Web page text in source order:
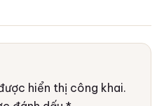
hiển thị công khai.